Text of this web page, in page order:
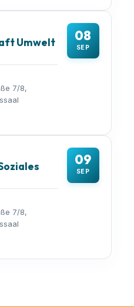
08
SEP
Umwelt
7/8,
09
SEP
7/8,